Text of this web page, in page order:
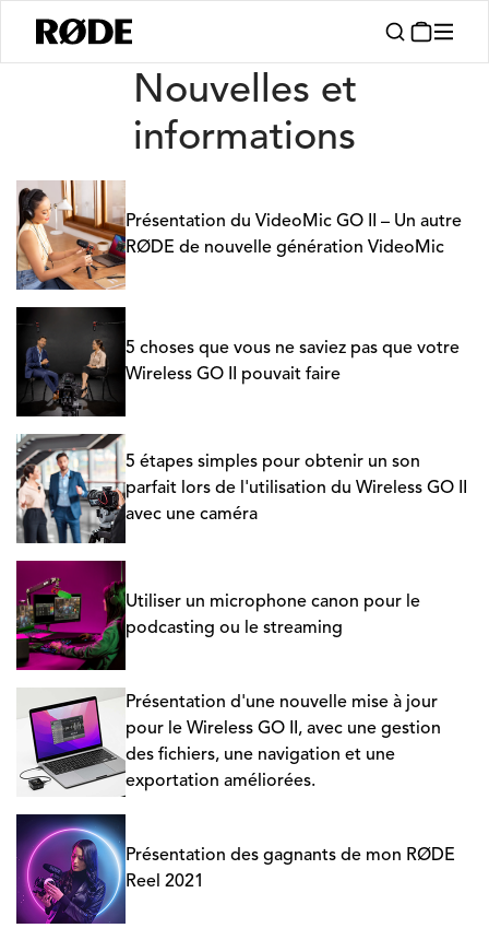
Nouvelles
Nouvelles et
informations
Présentation du VideoMic GO II – Un autre
RØDE de nouvelle génération VideoMic
5 choses que vous ne saviez pas que votre
Wireless GO II pouvait faire
5 étapes simples pour obtenir un son
parfait lors de l'utilisation du Wireless GO II
avec une caméra
Utiliser un microphone canon pour le
podcasting ou le streaming
Présentation d'une nouvelle mise à jour
pour le Wireless GO II, avec une gestion
des fichiers, une navigation et une
exportation améliorées.
Présentation des gagnants de mon RØDE
Reel 2021